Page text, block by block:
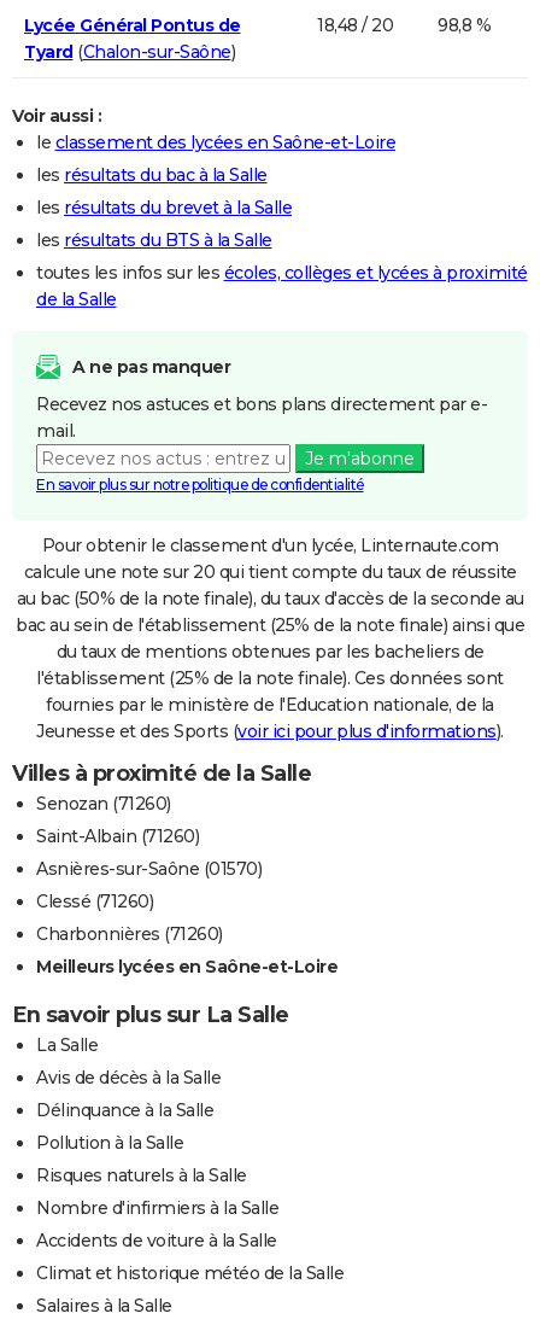
Lycée Général Pontus de
Tyard(Chalon-sur-Saône)
18,48 / 20 98,8 %
Voir aussi :
le classement des lycées en Saône-et-Loire
les résultats du bac à la Salle
les résultats du brevet à la Salle
les résultats du BTS à la Salle
toutes les infos sur les écoles, collèges et lycées à proximité
de la Salle
A ne pas manquer
Recevez nos astuces et bons plans directement par e-
mail.
Je m'abonne
En savoir plus sur notre politique de confidentialité
Pour obtenir le classement d'un lycée, Linternaute.com
calcule une note sur 20 qui tient compte du taux de réussite
au bac (50% de la note finale), du taux d'accès de la seconde au
bac au sein de l'établissement (25% de la note finale) ainsi que
du taux de mentions obtenues par les bacheliers de
l'établissement (25% de la note finale). Ces données sont
fournies par le ministère de l'Education nationale, de la
Jeunesse et des Sports (voir ici pour plus d'informations).
Villes à proximité de la Salle
Senozan (71260)
Saint-Albain (71260)
Asnières-sur-Saône (01570)
Clessé (71260)
Charbonnières (71260)
Meilleurs lycées en Saône-et-Loire
En savoir plus sur La Salle
La Salle
Avis de décès à la Salle
Délinquance à la Salle
Pollution à la Salle
Risques naturels à la Salle
Nombre d'infirmiers à la Salle
Accidents de voiture à la Salle
Climat et historique météo de la Salle
Salaires à la Salle